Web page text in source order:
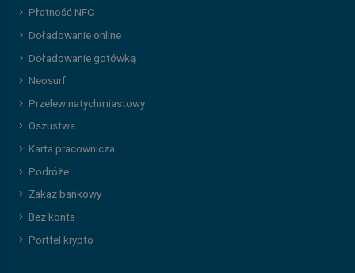
Płatność NFC
Doładowanie online
Doładowanie gotówką
Neosurf
Przelew natychmiastowy
Oszustwa
Karta pracownicza
Podróże
Zakaz bankowy
Bez konta
Portfel krypto